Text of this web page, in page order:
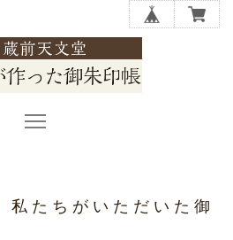
私たちがいただいた御